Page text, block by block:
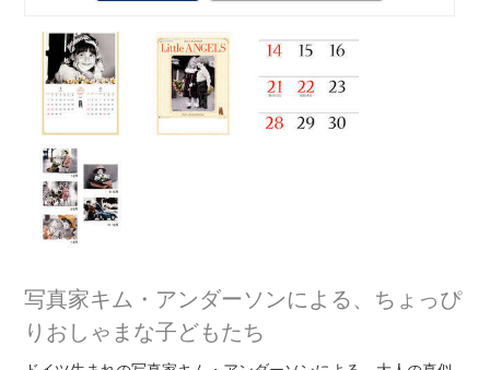
写真家キム・アンダーソンによる、ちょっぴ
りおしゃまな子どもたち